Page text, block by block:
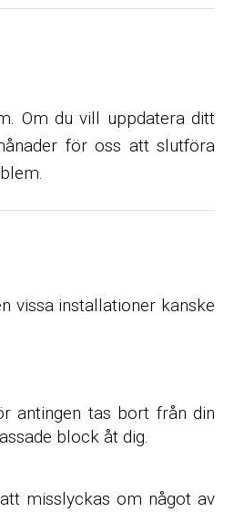
Om du vill uppdatera ditt
för oss att slutföra
vissa installationer kanske
antingen tas bort från din
block åt dig.
misslyckas om något av